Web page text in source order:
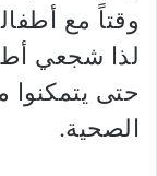
وقتاً مع
لذا شجعي
حتى يتمكنوا
الصحية.